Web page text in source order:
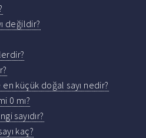
değildir?
küçük doğal sayı nedir?
0 mı?
sayıdır?
kaç?